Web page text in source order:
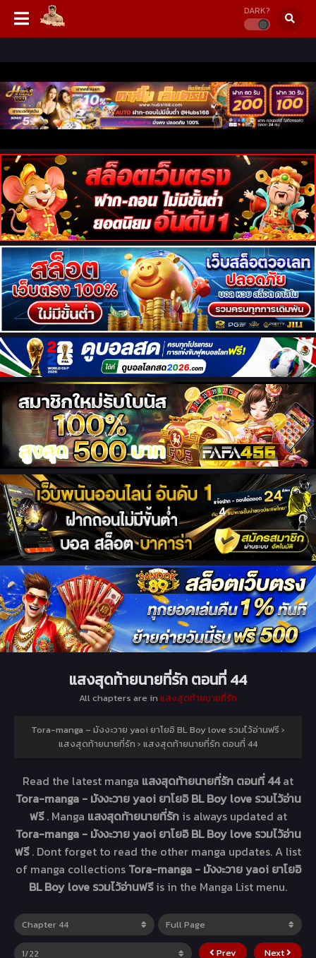
DARK?
แสงสุดท้ายนายที่รัก ตอนที่ 44
All chapters are in แสงสุดท้ายนายที่รัก
Tora-manga – มังงะวาย yaoi ยาโยอิ BL Boy love รวมไว้อ่านฟรี ›
แสงสุดท้ายนายที่รัก › แสงสุดท้ายนายที่รัก ตอนที่ 44
Read the latest manga แสงสุดท้ายนายที่รัก ตอนที่ 44at
Tora-manga - มังงะวาย yaoi ยาโยอิ BL Boy love รวมไว้อ่าน
ฟรี. Manga แสงสุดท้ายนายที่รัก is always updated at
Tora-manga - มังงะวาย yaoi ยาโยอิ BL Boy love รวมไว้อ่าน
ฟรี. Dont forget to read the other manga updates. A list
of manga collections Tora-manga - มังงะวาย yaoi ยาโยอิ
BL Boy love รวมไว้อ่านฟรีis in the Manga List menu.
Prev Next